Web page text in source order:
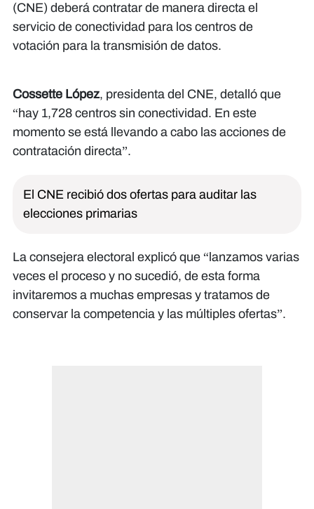
(CNE) deberá contratar de manera directa el
servicio de conectividad para los centros de
votación para la transmisión de datos.
Cossette López, presidenta del CNE, detalló que
“hay 1,728 centros sin conectividad. En este
momento se está llevando a cabo las acciones de
contratación directa”.
El CNE recibió dos ofertas para auditar las
elecciones primarias
La consejera electoral explicó que “lanzamos varias
veces el proceso y no sucedió, de esta forma
invitaremos a muchas empresas y tratamos de
conservar la competencia y las múltiples ofertas”.